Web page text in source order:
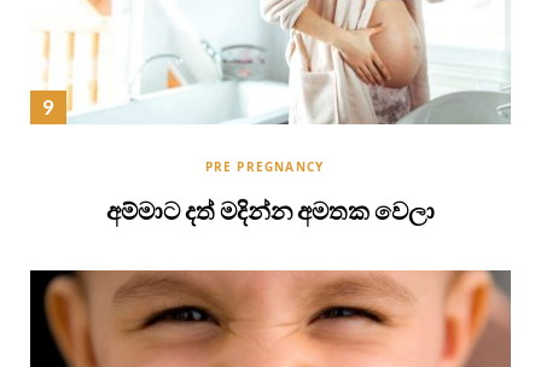
PRE PREGNANCY
අම්මාට දත් මදින්න අමතක වෙලා